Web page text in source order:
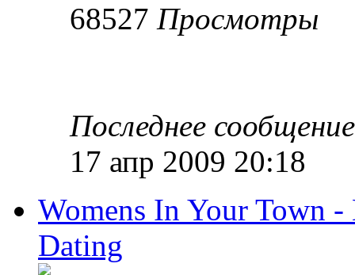
68527 Просмотры
Последнее
17 апр 2009 20:18
Womens In Your Town
Dating